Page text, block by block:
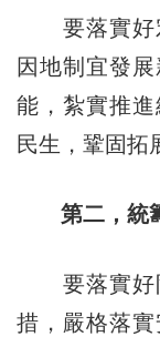
要落實好宏
因地制宜發
能，紮實推
民生，鞏固拓
第二，統
要落實好防
措，嚴格落